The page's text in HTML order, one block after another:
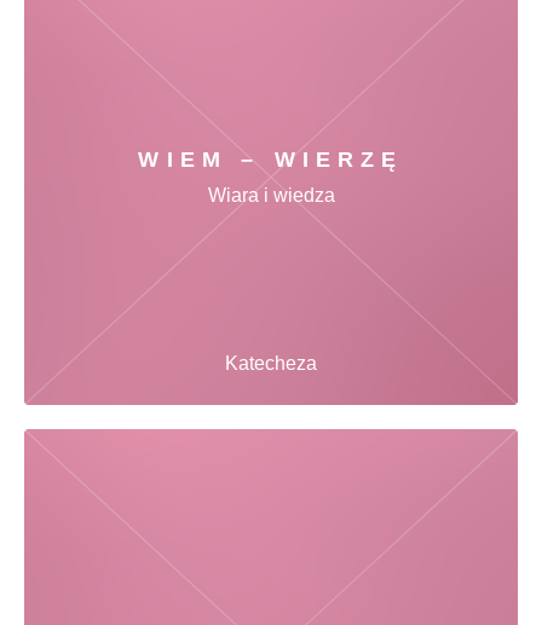
WIEM – WIERZĘ
Katecheza
Wiara i wiedza